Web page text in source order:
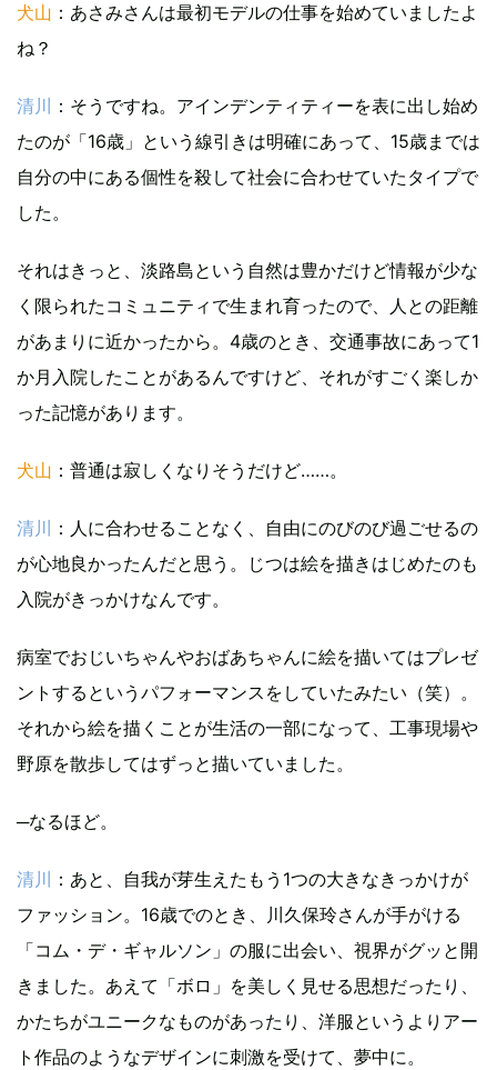
犬山 ：あさみさんは最初モデルの仕事を始めていましたよ
ね？
清川
：そうですね。アインデンティティーを表に出し始め
たのが「16歳」という線引きは明確にあって、15歳までは
自分の中にある個性を殺して社会に合わせていたタイプで
した。
それはきっと、淡路島という自然は豊かだけど情報が少な
く限られたコミュニティで生まれ育ったので、人との距離
があまりに近かったから。4歳のとき、交通事故にあって1
か月入院したことがあるんですけど、それがすごく楽しか
った記憶があります。
犬山 ：普通は寂しくなりそうだけど……。
清川
：人に合わせることなく、自由にのびのび過ごせるの
が心地良かったんだと思う。じつは絵を描きはじめたのも
入院がきっかけなんです。
病室でおじいちゃんやおばあちゃんに絵を描いてはプレゼ
ントするというパフォーマンスをしていたみたい（笑）。
それから絵を描くことが生活の一部になって、工事現場や
野原を散歩してはずっと描いていました。
─なるほど。
清川
：あと、自我が芽生えたもう1つの大きなきっかけが
ファッション。16歳でのとき、川久保玲さんが手がける
「コム・デ・ギャルソン」の服に出会い、視界がグッと開
きました。あえて「ボロ」を美しく見せる思想だったり、
かたちがユニークなものがあったり、洋服というよりアー
ト作品のようなデザインに刺激を受けて、夢中に。